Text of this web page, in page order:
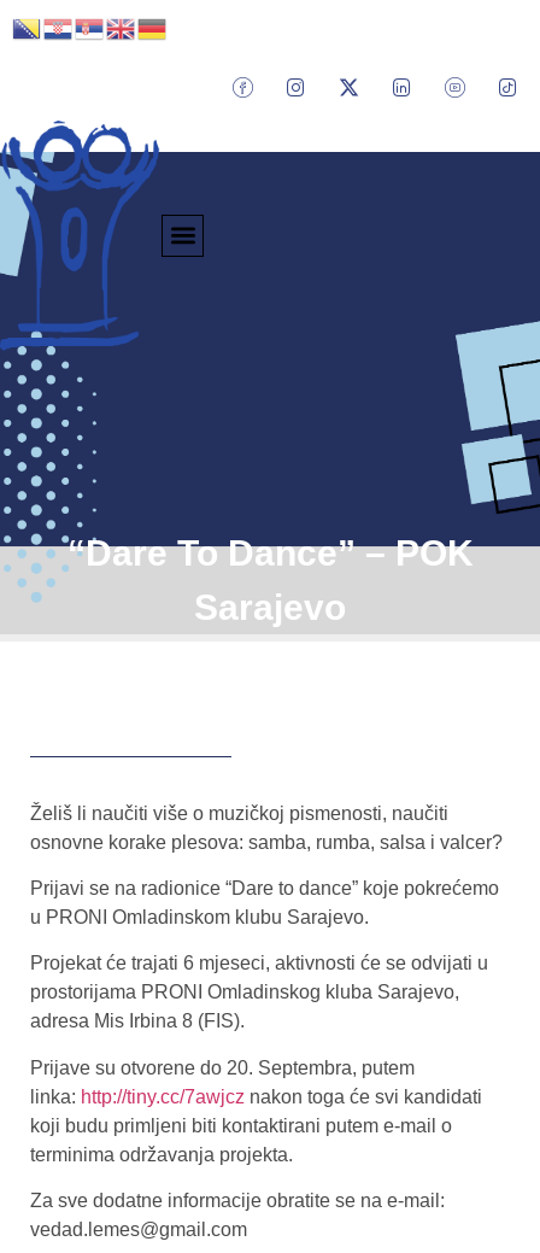
“Dare To Dance” – POK
Sarajevo
Želiš li naučiti više o muzičkoj pismenosti, naučiti
osnovne korake plesova: samba, rumba, salsa i valcer?
Prijavi se na radionice “Dare to dance” koje pokrećemo
u PRONI Omladinskom klubu Sarajevo.
Projekat će trajati 6 mjeseci, aktivnosti će se odvijati u
prostorijama PRONI Omladinskog kluba Sarajevo,
adresa Mis Irbina 8 (FIS).
Prijave su otvorene do 20. Septembra, putem
linka: http://tiny.cc/7awjcz nakon toga će svi kandidati
koji budu primljeni biti kontaktirani putem e-mail o
terminima održavanja projekta.
Za sve dodatne informacije obratite se na e-mail:
vedad.lemes@gmail.com